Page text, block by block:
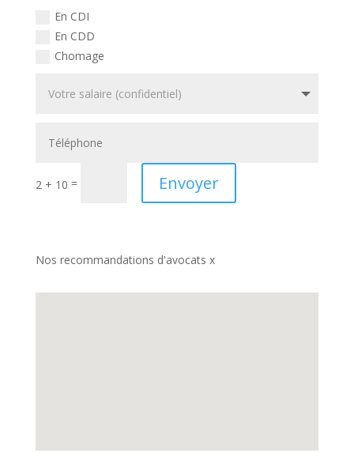
En CDI
En CDD
Chomage
2 + 10 = Envoyer
Nos recommandations d'avocats x